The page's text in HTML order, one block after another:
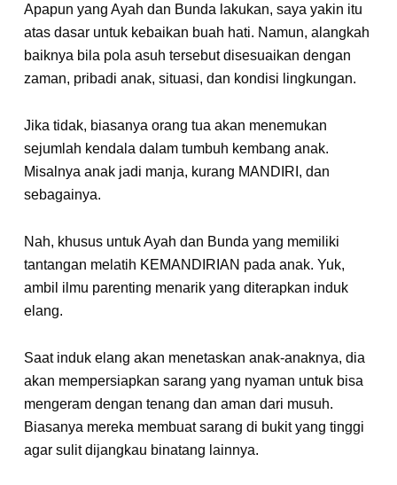
Apapun yang Ayah dan Bunda lakukan, saya yakin itu
atas dasar untuk kebaikan buah hati. Namun, alangkah
baiknya bila pola asuh tersebut disesuaikan dengan
zaman, pribadi anak, situasi, dan kondisi lingkungan.
Jika tidak, biasanya orang tua akan menemukan
sejumlah kendala dalam tumbuh kembang anak.
Misalnya anak jadi manja, kurang MANDIRI, dan
sebagainya.
Nah, khusus untuk Ayah dan Bunda yang memiliki
tantangan melatih KEMANDIRIAN pada anak. Yuk,
ambil ilmu parenting menarik yang diterapkan induk
elang.
Saat induk elang akan menetaskan anak-anaknya, dia
akan mempersiapkan sarang yang nyaman untuk bisa
mengeram dengan tenang dan aman dari musuh.
Biasanya mereka membuat sarang di bukit yang tinggi
agar sulit dijangkau binatang lainnya.